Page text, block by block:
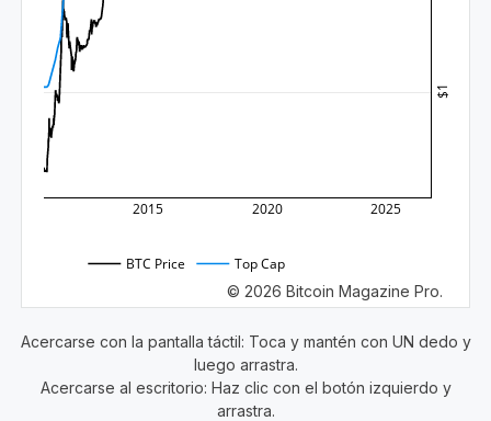
2015 2020 2025
$1
BTC Price Top Cap
© 2026 Bitcoin Magazine Pro.
Acercarse con la pantalla táctil: Toca y mantén con UN dedo y
luego arrastra.
Acercarse al escritorio: Haz clic con el botón izquierdo y
arrastra.